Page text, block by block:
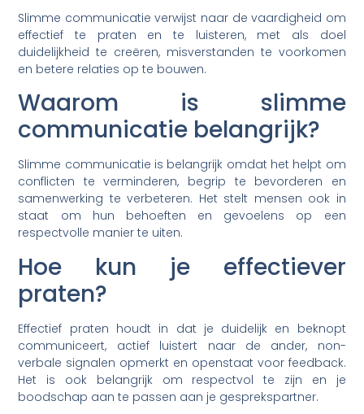
Slimme communicatie verwijst naar de vaardigheid om
effectief te praten en te luisteren, met als doel
duidelijkheid te creëren, misverstanden te voorkomen
en betere relaties op te bouwen.
Waarom is slimme
communicatie belangrijk?
Slimme communicatie is belangrijk omdat het helpt om
conflicten te verminderen, begrip te bevorderen en
samenwerking te verbeteren. Het stelt mensen ook in
staat om hun behoeften en gevoelens op een
respectvolle manier te uiten.
Hoe kun je effectiever
praten?
Effectief praten houdt in dat je duidelijk en beknopt
communiceert, actief luistert naar de ander, non-
verbale signalen opmerkt en openstaat voor feedback.
Het is ook belangrijk om respectvol te zijn en je
boodschap aan te passen aan je gesprekspartner.